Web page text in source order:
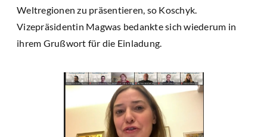
Weltregionen zu präsentieren, so Koschyk.
Vizepräsidentin Magwas bedankte sich wiederum in
ihrem Grußwort für die Einladung.